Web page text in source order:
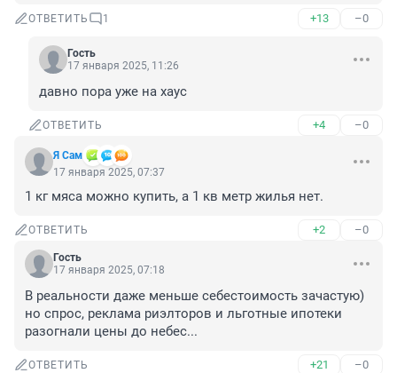
ОТВЕТИТЬ 1 +13 –0
Гость
17 января 2025, 11:26
давно пора уже на хаус
ОТВЕТИТЬ +4 –0
Я Сам
17 января 2025, 07:37
1 кг мяса можно купить, а 1 кв метр жилья нет.
ОТВЕТИТЬ +2 –0
Гость
17 января 2025, 07:18
В реальности даже меньше себестоимость зачастую)
но спрос, реклама риэлторов и льготные ипотеки
разогнали цены до небес...
ОТВЕТИТЬ +21 –0